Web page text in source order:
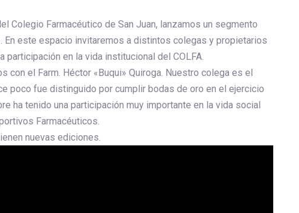
Colegio Farmacéutico de San Juan, lanzamos un segmento
En este espacio invitaremos a distintos colegas y propietarios
en la vida institucional del COLFA.
con el Farm. Héctor «Buqui» Quiroga. Nuestro colega es el
poco fue distinguido por cumplir bodas de oro en el ejercicio
ha tenido una participación muy importante en la vida social
Farmacéuticos.
nuevas ediciones.